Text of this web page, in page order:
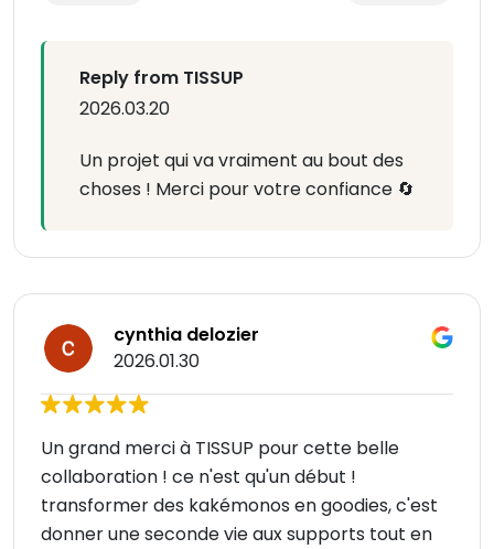
Reply from TISSUP
2026.03.20
Un projet qui va vraiment au bout des
choses ! Merci pour votre confiance 🔄
cynthia delozier
2026.01.30
Un grand merci à TISSUP pour cette belle
collaboration ! ce n'est qu'un début !
transformer des kakémonos en goodies, c'est
donner une seconde vie aux supports tout en